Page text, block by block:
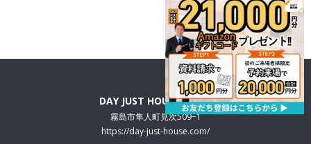
DAY JUST HOUSE 霧島店
霧島市隼人町見次509−1
https://day-just-house.com/